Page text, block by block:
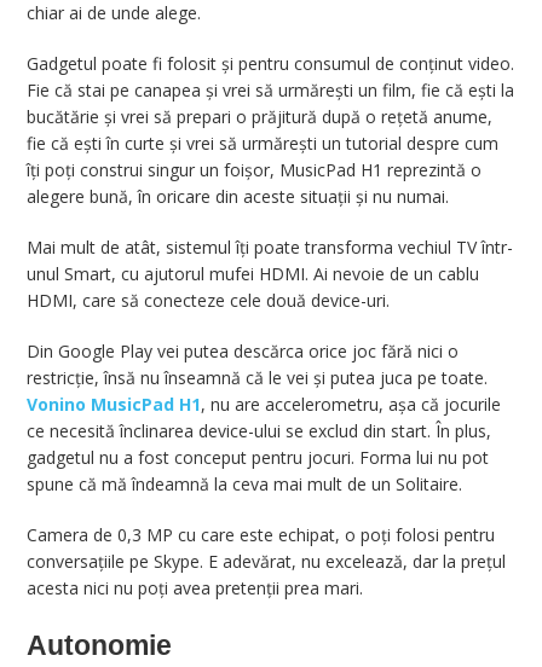
chiar ai de unde alege.
Gadgetul poate fi folosit și pentru consumul de conținut video.
Fie că stai pe canapea și vrei să urmărești un film, fie că ești la
bucătărie și vrei să prepari o prăjitură după o rețetă anume,
fie că ești în curte și vrei să urmărești un tutorial despre cum
îți poți construi singur un foișor, MusicPad H1 reprezintă o
alegere bună, în oricare din aceste situații și nu numai.
Mai mult de atât, sistemul îți poate transforma vechiul TV într-
unul Smart, cu ajutorul mufei HDMI. Ai nevoie de un cablu
HDMI, care să conecteze cele două device-uri.
Din Google Play vei putea descărca orice joc fără nici o
restricție, însă nu înseamnă că le vei și putea juca pe toate.
Vonino MusicPad H1, nu are accelerometru, așa că jocurile
ce necesită înclinarea device-ului se exclud din start. În plus,
gadgetul nu a fost conceput pentru jocuri. Forma lui nu pot
spune că mă îndeamnă la ceva mai mult de un Solitaire.
Camera de 0,3 MP cu care este echipat, o poți folosi pentru
conversațiile pe Skype. E adevărat, nu excelează, dar la prețul
acesta nici nu poți avea pretenții prea mari.
Autonomie